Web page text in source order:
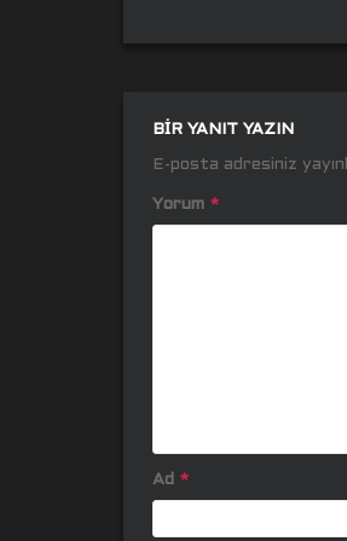
BIR YANIT YAZIN
E-posta adresiniz
Yorum *
Ad *